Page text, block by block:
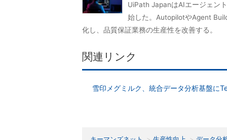
UiPath JapanはAIエージェン
始した。AutopilotやAgent
化し、品質保証業務の生産性を改善する。
関連リンク
雪印メグミルク、統合データ分析基盤に